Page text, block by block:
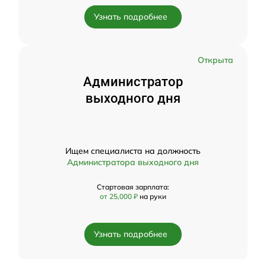
Узнать подробнее
Открыта
Администратор
выходного дня
Ищем специалиста на должность
Администратора выходного дня
Стартовая зарплата:
от 25,000 ₽ на руки
Узнать подробнее